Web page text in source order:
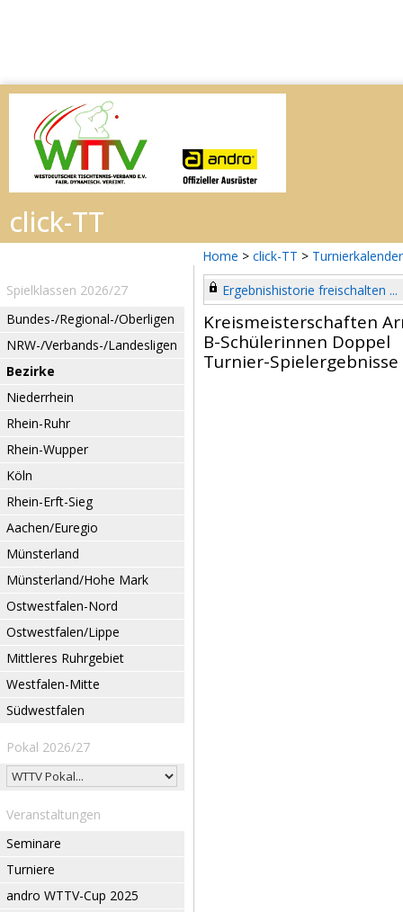
Home > click-TT > Turnierkalender
Spielklassen 2026/27
Bundes-/Regional-/Oberligen
NRW-/Verbands-/Landesligen
Bezirke
Niederrhein
Rhein-Ruhr
Rhein-Wupper
Köln
Rhein-Erft-Sieg
Aachen/Euregio
Münsterland
Münsterland/Hohe Mark
Ostwestfalen-Nord
Ostwestfalen/Lippe
Mittleres Ruhrgebiet
Westfalen-Mitte
Südwestfalen
Pokal 2026/27
Veranstaltungen
Seminare
Turniere
andro WTTV-Cup 2025
Ergebnishistorie freischalten ...
Kreismeisterschaften
B-Schülerinnen Doppel
Turnier-Spielergebnisse